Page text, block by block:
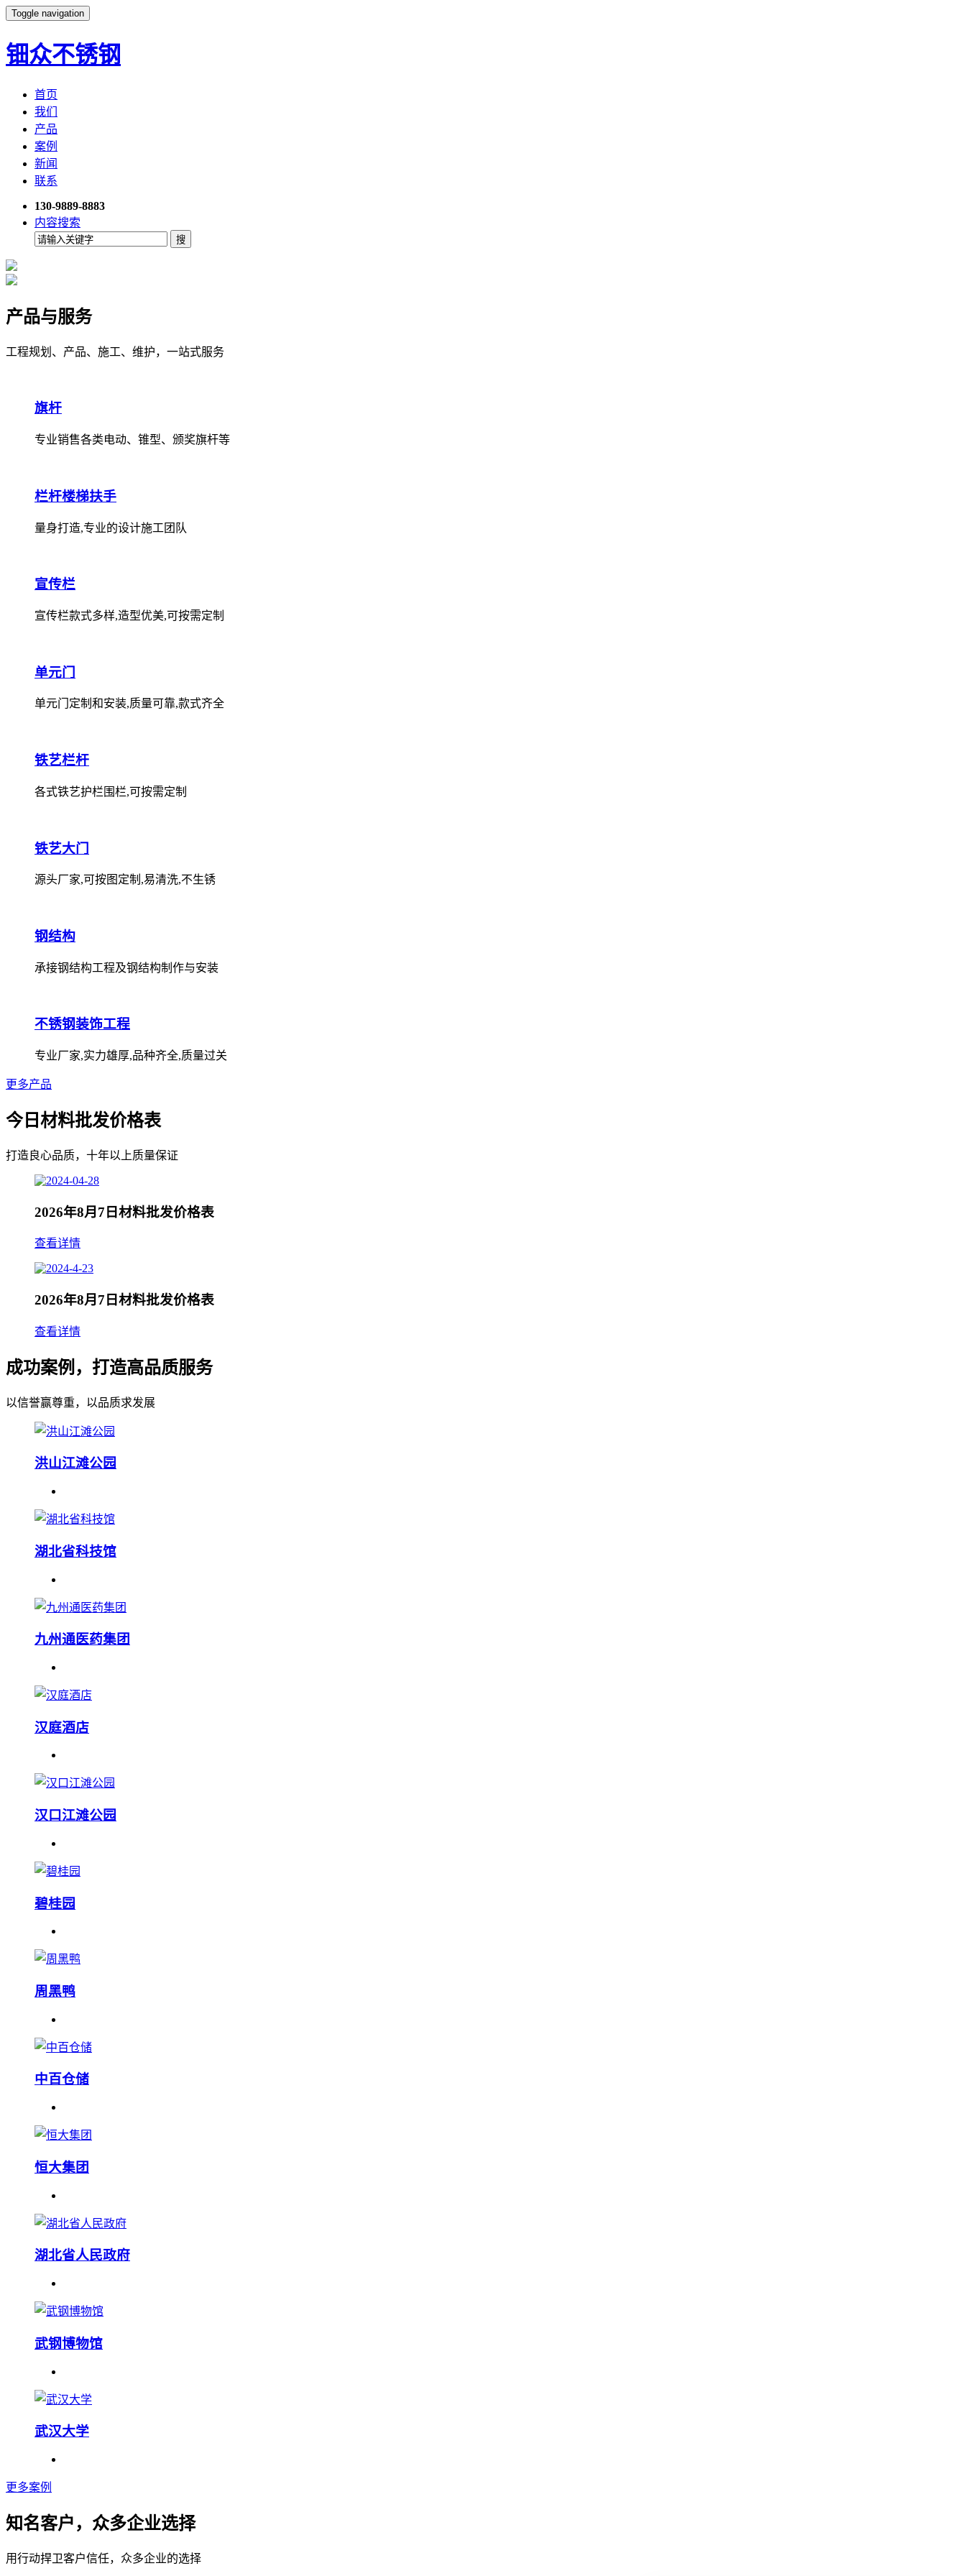
Toggle navigation
钿众不锈钢
首页
我们
产品
案例
新闻
联系
130-9889-8883
内容搜索
产品与服务
工程规划、产品、施工、维护，一站式服务
旗杆
专业销售各类电动、锥型、颁奖旗杆等
栏杆楼梯扶手
量身打造,专业的设计施工团队
宣传栏
宣传栏款式多样,造型优美,可按需定制
单元门
单元门定制和安装,质量可靠,款式齐全
铁艺栏杆
各式铁艺护栏围栏,可按需定制
铁艺大门
源头厂家,可按图定制,易清洗,不生锈
钢结构
承接钢结构工程及钢结构制作与安装
不锈钢装饰工程
专业厂家,实力雄厚,品种齐全,质量过关
更多产品
今日材料批发价格表
打造良心品质，十年以上质量保证
2026年8月7日材料批发价格表
查看详情
2026年8月7日材料批发价格表
查看详情
成功案例，打造高品质服务
以信誉赢尊重，以品质求发展
洪山江滩公园
湖北省科技馆
九州通医药集团
汉庭酒店
汉口江滩公园
碧桂园
周黑鸭
中百仓储
恒大集团
湖北省人民政府
武钢博物馆
武汉大学
更多案例
知名客户，众多企业选择
用行动捍卫客户信任，众多企业的选择